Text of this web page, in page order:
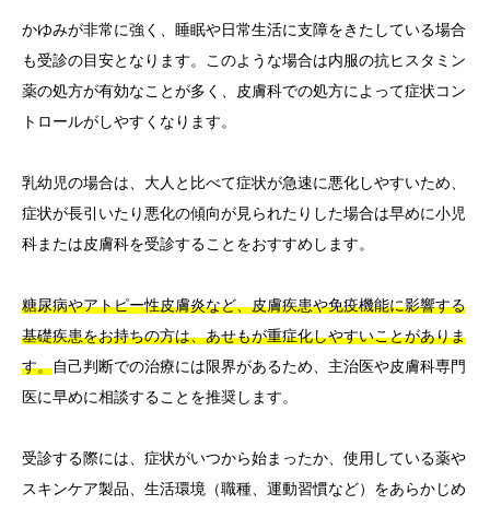
かゆみが非常に強く、睡眠や日常生活に支障をきたしている場合
も受診の目安となります。このような場合は内服の抗ヒスタミン
薬の処方が有効なことが多く、皮膚科での処方によって症状コン
トロールがしやすくなります。
乳幼児の場合は、大人と比べて症状が急速に悪化しやすいため、
症状が長引いたり悪化の傾向が見られたりした場合は早めに小児
科または皮膚科を受診することをおすすめします。
糖尿病やアトピー性皮膚炎など、皮膚疾患や免疫機能に影響する
基礎疾患をお持ちの方は、あせもが重症化しやすいことがありま
す。自己判断での治療には限界があるため、主治医や皮膚科専門
医に早めに相談することを推奨します。
受診する際には、症状がいつから始まったか、使用している薬や
スキンケア製品、生活環境（職種、運動習慣など）をあらかじめ